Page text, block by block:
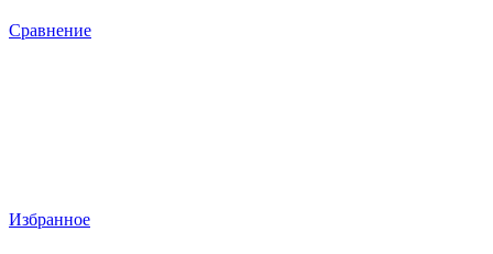
Сравнение
Избранное